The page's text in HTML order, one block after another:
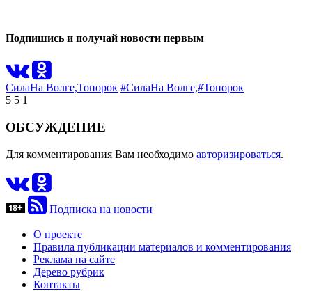
Подпишись и получай новости первым
СилаНа Волге,Топорок #СилаНа Волге,#Топорок
5 5 1
ОБСУЖДЕНИЕ
Для комментирования Вам необходимо авторизироваться.
Подписка на новости
О проекте
Правила публикации материалов и комментирования
Реклама на сайте
Дерево рубрик
Контакты